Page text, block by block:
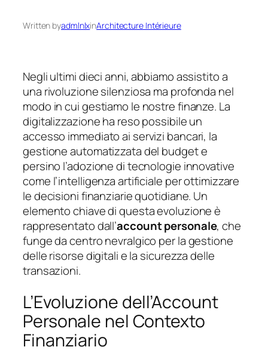
Written byadmlnlxinArchitecture Intérieure
Negli ultimi dieci anni, abbiamo assistito a
una rivoluzione silenziosa ma profonda nel
modo in cui gestiamo le nostre finanze. La
digitalizzazione ha reso possibile un
accesso immediato ai servizi bancari, la
gestione automatizzata del budget e
persino l’adozione di tecnologie innovative
come l’intelligenza artificiale per ottimizzare
le decisioni finanziarie quotidiane. Un
elemento chiave di questa evoluzione è
rappresentato dall’account personale, che
funge da centro nevralgico per la gestione
delle risorse digitali e la sicurezza delle
transazioni.
L’Evoluzione dell’Account
Personale nel Contexto
Finanziario